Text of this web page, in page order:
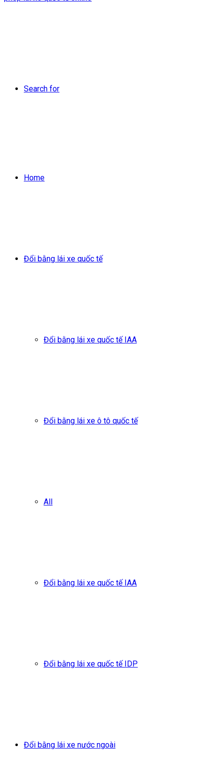
Search for
Home
Đổi bằng lái xe quốc tế
Đổi bằng lái xe quốc tế IAA
Đổi bằng lái xe ô tô quốc tế
All
Đổi bằng lái xe quốc tế IAA
Đổi bằng lái xe quốc tế IDP
Đổi bằng lái xe nước ngoài